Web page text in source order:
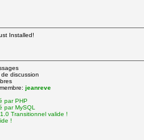
Installed!
de discussion
jeanreve
par PHP
par MySQL
Transitionnel valide !
!